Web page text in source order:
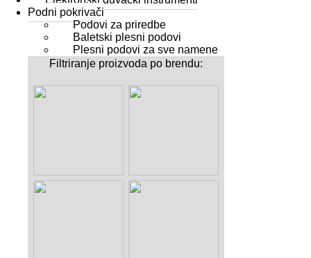
Podni pokrivači
Podovi za priredbe
Baletski plesni podovi
Plesni podovi za sve namene
Filtriranje proizvoda po brendu: